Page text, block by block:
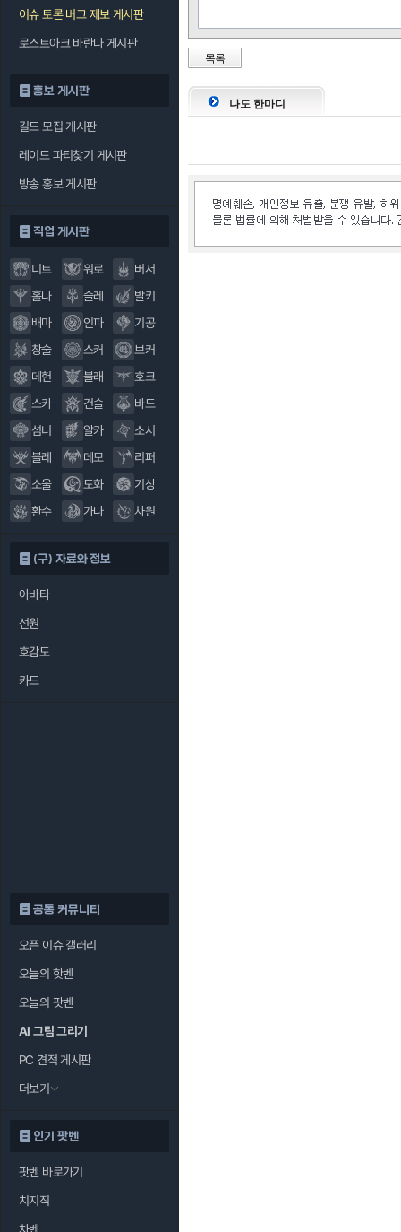
이슈 토론 버그 제보 게시판
로스트아크 바란다 게시판
홍보 게시판
길드 모집 게시판
레이드 파티찾기 게시판
방송 홍보 게시판
직업 게시판
디트 워로
버서
홀나
슬레
발키
배마
인파
기공
창술
스커
브커
데헌
블래
호크
스카
건슬
바드
섬너
알카
소서
블레
데모
리퍼
소울
도화
기상
환수
가나 차원
(구) 자료와 정보
아바타
선원
호감도
카드
공통 커뮤니티
오픈 이슈 갤러리
오늘의 핫벤
오늘의 팟벤
AI 그림 그리기
PC 견적 게시판
더보기
인기 팟벤
팟벤 바로가기
치지직
목록
나도 한마디